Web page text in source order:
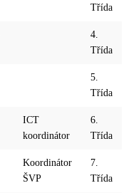
Třída
4.
Třída
5.
Třída
ICT
koordinátor
6.
Třída
Koordinátor
ŠVP
7.
Třída